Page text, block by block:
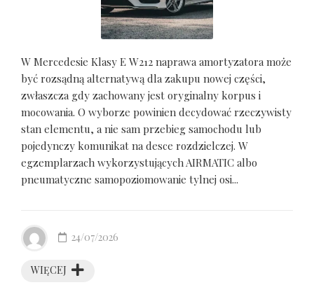
W Mercedesie Klasy E W212 naprawa amortyzatora może
być rozsądną alternatywą dla zakupu nowej części,
zwłaszcza gdy zachowany jest oryginalny korpus i
mocowania. O wyborze powinien decydować rzeczywisty
stan elementu, a nie sam przebieg samochodu lub
pojedynczy komunikat na desce rozdzielczej. W
egzemplarzach wykorzystujących AIRMATIC albo
pneumatyczne samopoziomowanie tylnej osi...
WIĘCEJ
24/07/2026